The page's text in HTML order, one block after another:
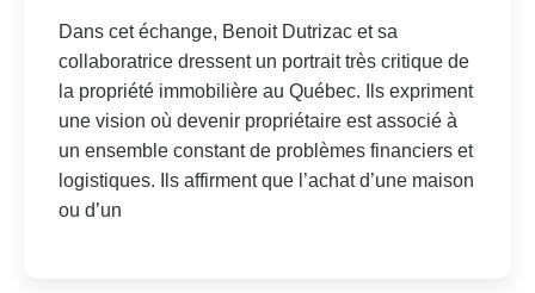
Dans cet échange, Benoit Dutrizac et sa
collaboratrice dressent un portrait très critique de
la propriété immobilière au Québec. Ils expriment
une vision où devenir propriétaire est associé à
un ensemble constant de problèmes financiers et
logistiques. Ils affirment que l’achat d’une maison
ou d’un